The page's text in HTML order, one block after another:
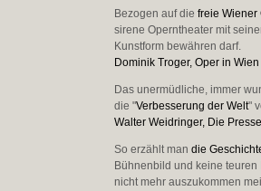
Bezogen auf diefreie Wiener
sirene Operntheater mit
Kunstform bewähren darf.
Dominik Troger, Oper in Wien
Das unermüdliche, immer
die "Verbesserung der Welt"
Walter Weidringer, Die
So erzählt mandie
Bühnenbild und keine
nicht mehr auszukommen